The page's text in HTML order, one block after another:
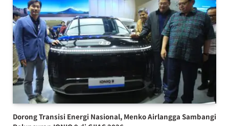
Dorong Transisi Energi Nasional, Menko Airlangga Sambangi